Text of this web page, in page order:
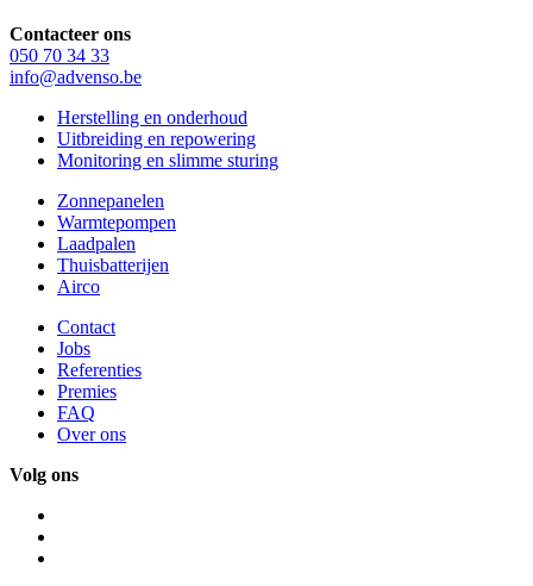
Contacteer ons
050 70 34 33
info@advenso.be
Herstelling en onderhoud
Uitbreiding en repowering
Monitoring en slimme sturing
Zonnepanelen
Warmtepompen
Laadpalen
Thuisbatterijen
Airco
Contact
Jobs
Referenties
Premies
FAQ
Over ons
Volg ons